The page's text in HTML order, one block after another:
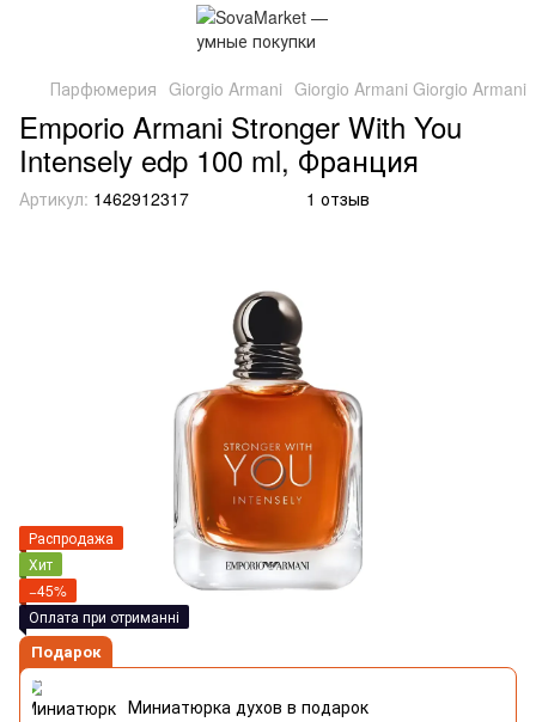
Парфюмерия Giorgio Armani Giorgio Armani Giorgio Armani
Emporio Armani Stronger With You
Intensely edp 100 ml, Франция
Артикул: 1462912317 1 отзыв
Распродажа
Хит
−45%
Оплата при отриманні
Подарок
Миниатюрка духов в подарок